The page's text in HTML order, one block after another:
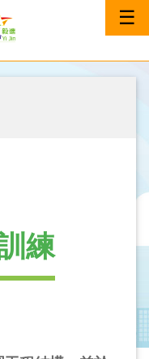
☰
練